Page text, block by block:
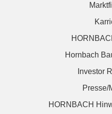
Hornbach
Investor
Presse/
HORNBACH